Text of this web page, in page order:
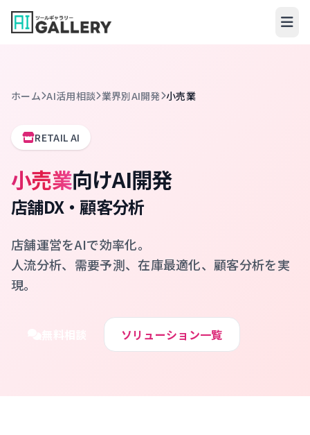
コンテンツへスキップ
ホーム AI活用相談 業界別AI開発 小売業
RETAIL AI
小売業向けAI開発
店舗DX・顧客分析
店舗運営をAIで効率化。
人流分析、需要予測、在庫最適化、顧客分析を実
現。
ソリューション一覧